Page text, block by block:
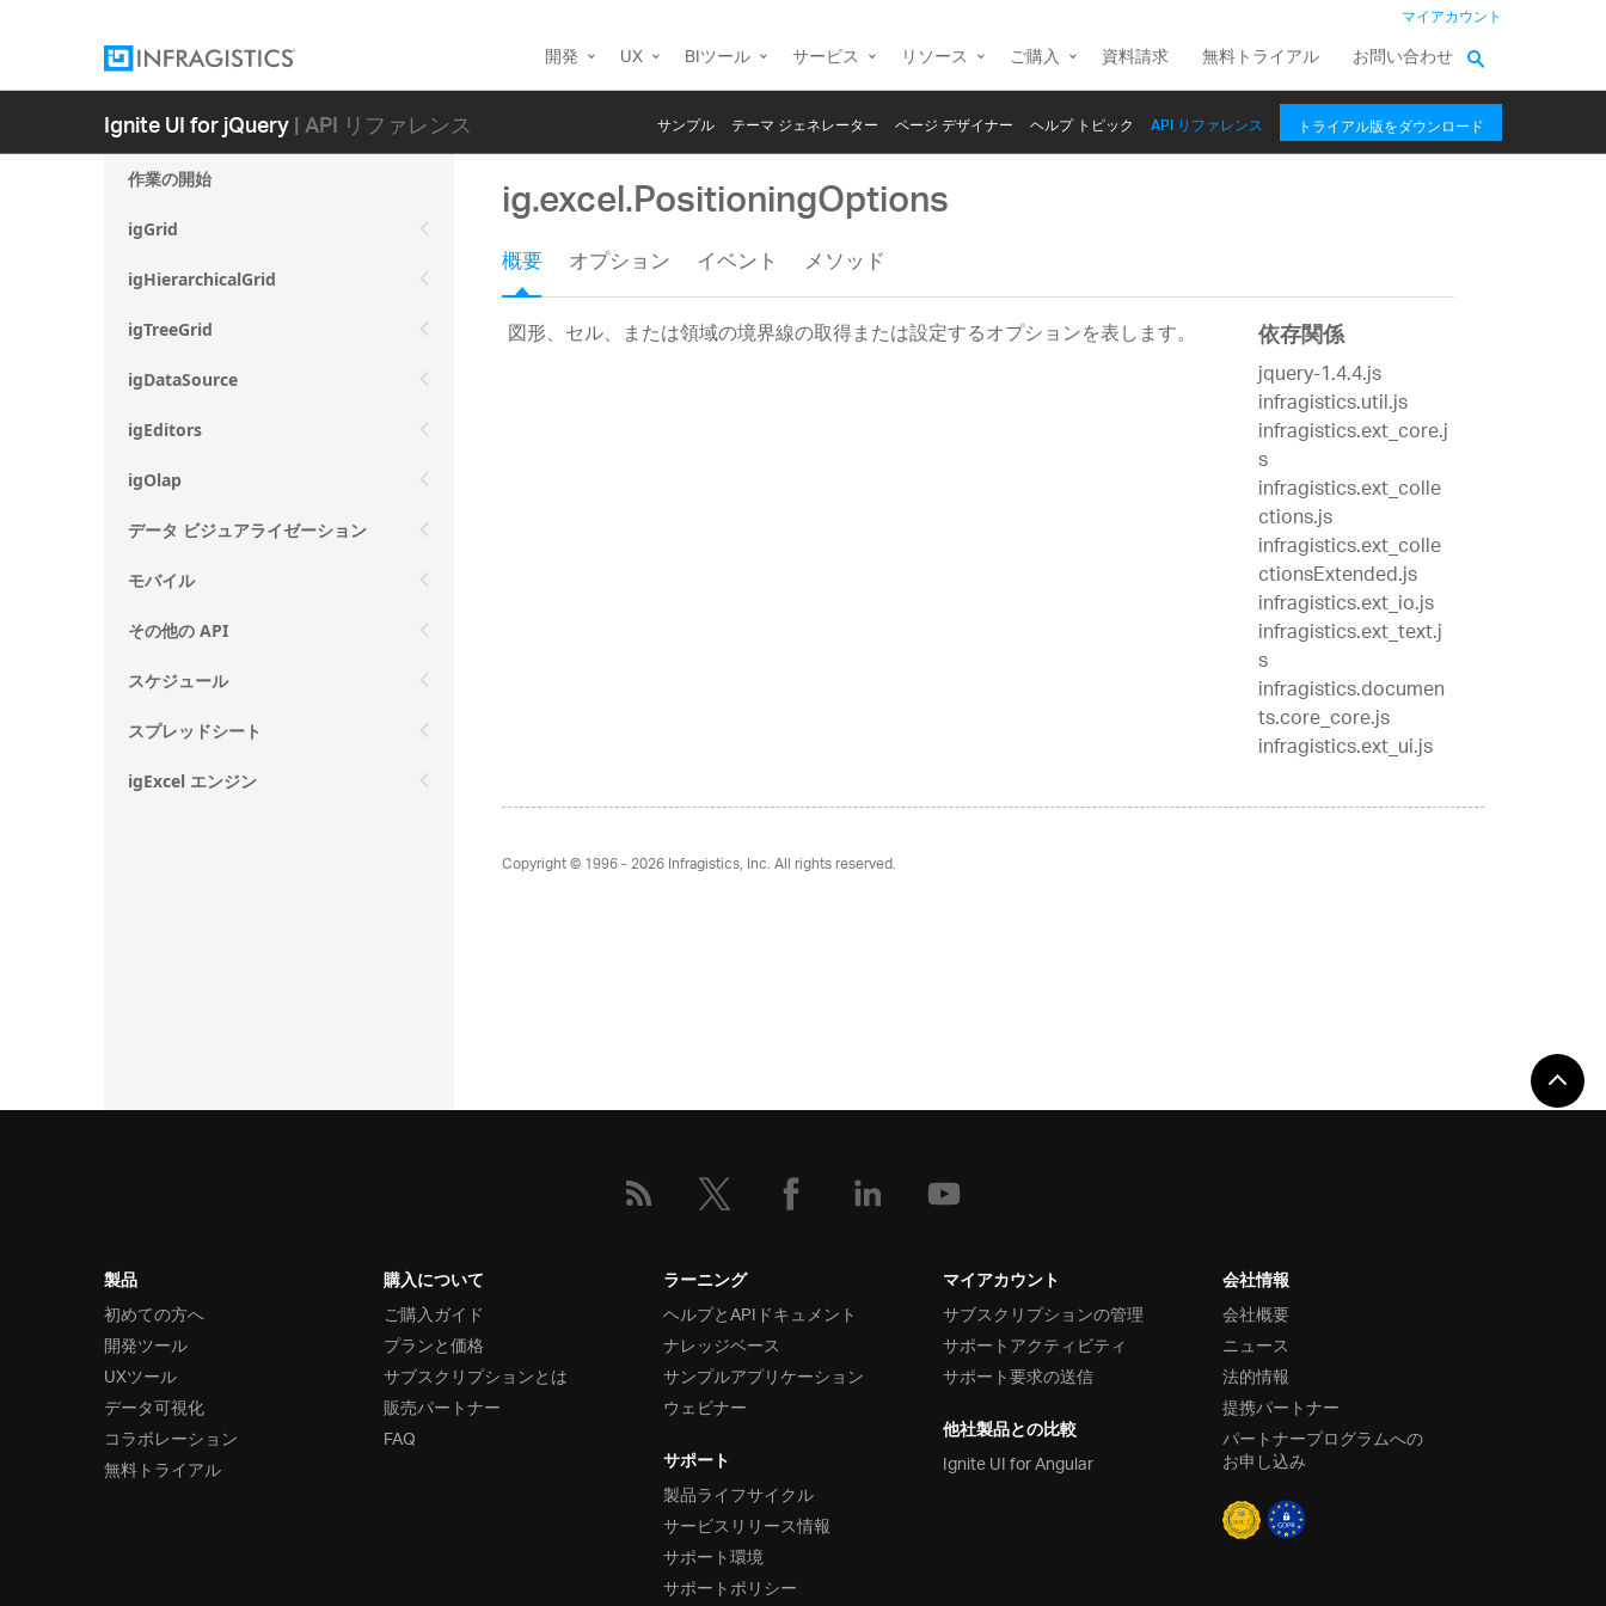
マイアカウント
開発 UX BIツール サービス リソース ご購入 資料請求 無料トライアル お問い合わせ
Ignite UI for jQuery| API リファレンス サンプル テーマ ジェネレーター ページ デザイナー ヘルプ トピック API リファレンス トライアル版をダウンロード
作業の開始
igGrid
igHierarchicalGrid
igTreeGrid
igDataSource
igEditors
igOlap
データ ビジュアライゼーション
モバイル
その他の API
スケジュール
スプレッドシート
igExcel エンジン
ig.excel.PositioningOptions
概要 オプション イベント メソッド
図形、セル、または領域の境界線の取得または設定するオプションを表します。 依存関係
jquery-1.4.4.js
infragistics.util.js
infragistics.ext_core.j
s
infragistics.ext_colle
ctions.js
infragistics.ext_colle
ctionsExtended.js
infragistics.ext_io.js
infragistics.ext_text.j
s
infragistics.documen
ts.core_core.js
infragistics.ext_ui.js
Copyright © 1996 - 2026Infragistics, Inc. All rights reserved.
製品
初めての方へ
開発ツール
UXツール
データ可視化
コラボレーション
無料トライアル
購入について
ご購入ガイド
プランと価格
サブスクリプションとは
販売パートナー
FAQ
ラーニング
ヘルプとAPIドキュメント
ナレッジベース
サンプルアプリケーション
ウェビナー
サポート
製品ライフサイクル
サービスリリース情報
サポート環境
サポートポリシー
マイアカウント
サブスクリプションの管理
サポートアクティビティ
サポート要求の送信
他社製品との比較
Ignite UI for Angular
会社情報
会社概要
ニュース
法的情報
提携パートナー
パートナープログラムへの
お申し込み